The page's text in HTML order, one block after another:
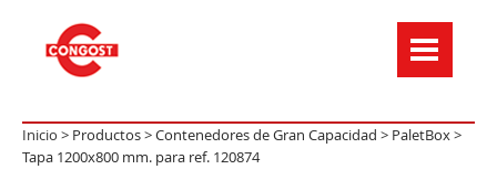
Inicio > Productos>Contenedores de Gran Capacidad > PaletBox>
Tapa 1200x800 mm. para ref. 120874